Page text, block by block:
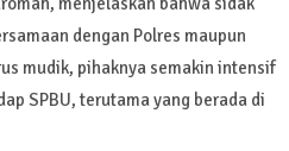
dengan Polres maupun
mudik, pihaknya semakin intensif
SPBU, terutama yang berada di